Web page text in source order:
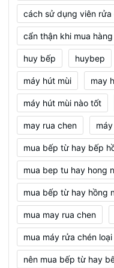
cách sử dụng viên rửa
cẩn thận khi mua
huy bếp huybep
máy hút mùi may
máy hút mùi nào tốt
may rua chen
mua bếp từ hay bếp
mua bep tu hay hong
mua bếp từ hay hồng
mua may rua chen
mua máy rửa chén loại
nên mua bếp từ hay